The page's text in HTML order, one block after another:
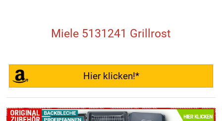
Miele 5131241 Grillrost
Hier klicken!*